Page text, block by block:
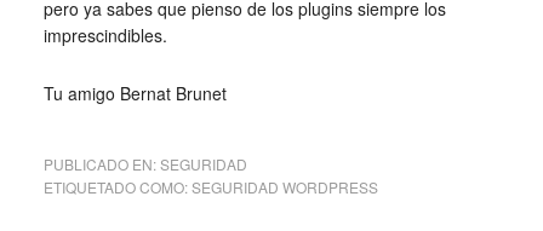
pero ya sabes que pienso de los plugins siempre los
imprescindibles.
Tu amigo Bernat Brunet
PUBLICADO EN:SEGURIDAD
ETIQUETADO COMO:SEGURIDAD WORDPRESS